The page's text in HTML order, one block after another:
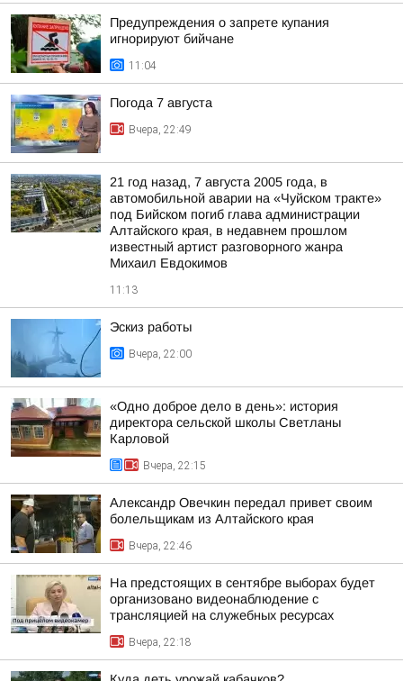
Предупреждения о запрете купания
игнорируют бийчане
11:04
Погода 7 августа
Вчера, 22:49
21 год назад, 7 августа 2005 года, в
автомобильной аварии на «Чуйском тракте»
под Бийском погиб глава администрации
Алтайского края, в недавнем прошлом
известный артист разговорного жанра
Михаил Евдокимов
11:13
Эскиз работы
Вчера, 22:00
«Одно доброе дело в день»: история
директора сельской школы Светланы
Карловой
Вчера, 22:15
Александр Овечкин передал привет своим
болельщикам из Алтайского края
Вчера, 22:46
На предстоящих в сентябре выборах будет
организовано видеонаблюдение с
трансляцией на служебных ресурсах
Вчера, 22:18